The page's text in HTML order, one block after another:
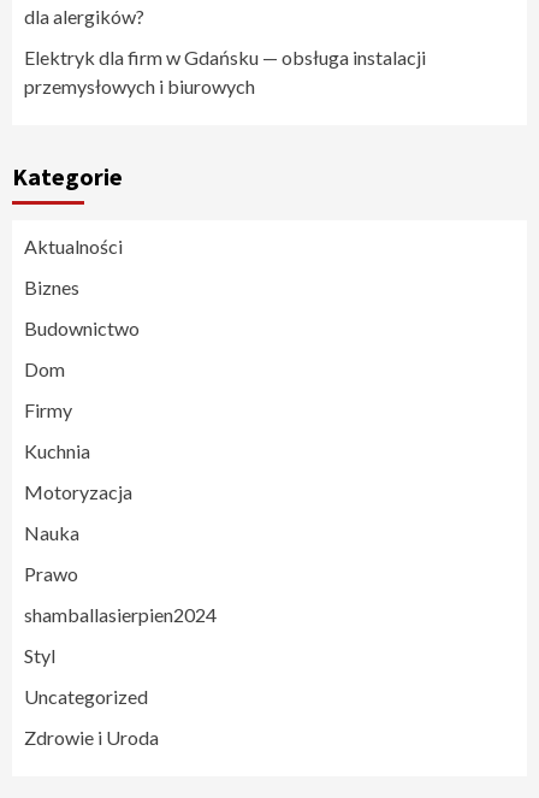
dla alergików?
Elektryk dla firm w Gdańsku — obsługa instalacji
przemysłowych i biurowych
Kategorie
Aktualności
Biznes
Budownictwo
Dom
Firmy
Kuchnia
Motoryzacja
Nauka
Prawo
shamballasierpien2024
Styl
Uncategorized
Zdrowie i Uroda